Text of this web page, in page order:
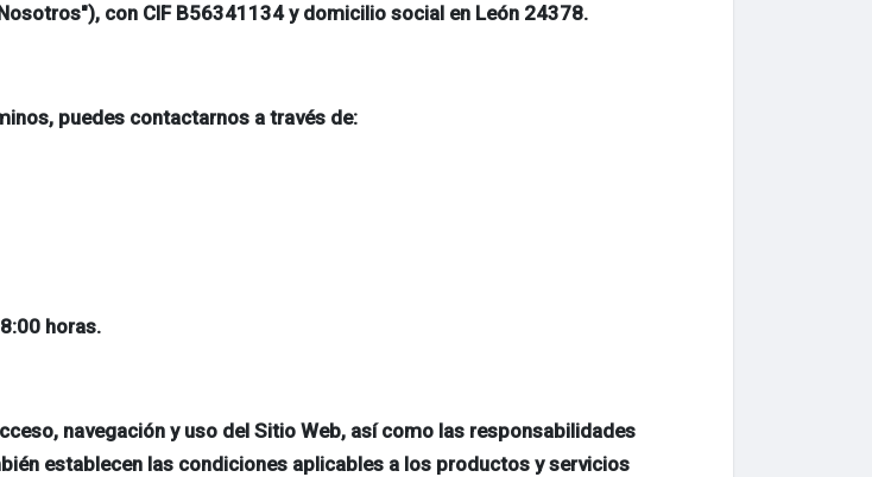
con CIF B56341134y domicilio social en León 24378.
puedes contactarnos a través de:
horas.
navegación y uso del Sitio Web, así como las responsabilidades
establecen las condiciones aplicables a los productos y servicios